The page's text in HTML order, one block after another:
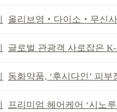
올리브영‧다이소‧무신사, ‘1인
글로벌 관광객 사로잡은
동화약품, ‘후시다인’ 피부장벽 관리
프리미엄 헤어케어 ‘시노루’ 무신